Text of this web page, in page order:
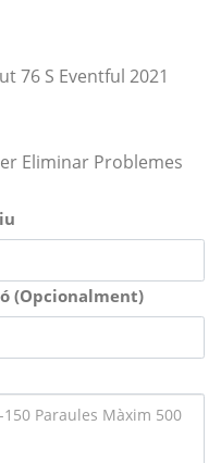
76 S Eventful 2021
Eliminar Problemes
(Opcionalment)